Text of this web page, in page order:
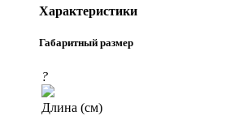
Характеристики
Габаритный размер
?
Длина (см)